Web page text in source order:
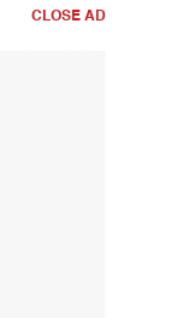
CLOSE AD